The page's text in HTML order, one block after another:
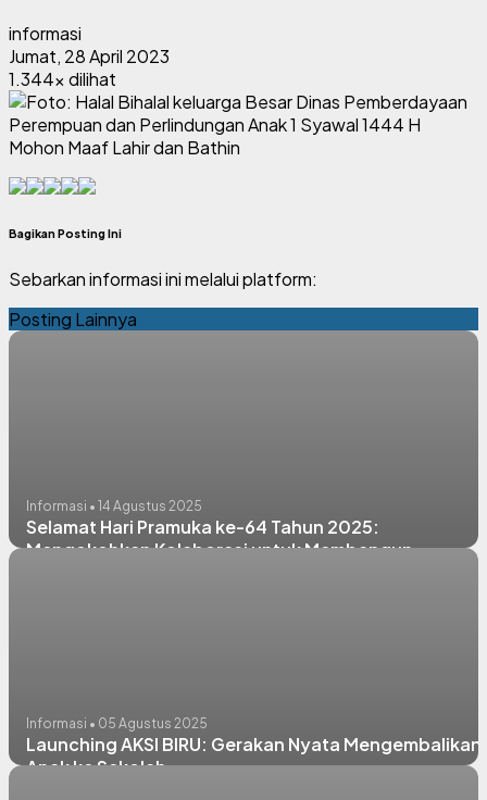
informasi
Jumat, 28 April 2023
1.344x dilihat
Bagikan Posting Ini
Sebarkan informasi ini melalui platform:
Posting Lainnya
Informasi • 14 Agustus 2025
Selamat Hari Pramuka ke-64 Tahun 2025:
Mengokohkan Kolaborasi untuk Membangun
Informasi • 05 Agustus 2025
Launching AKSI BIRU: Gerakan Nyata Mengembalikan
Anak ke Sekolah